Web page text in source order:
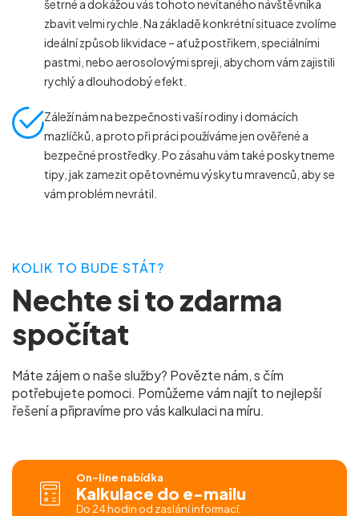
DEZINSEKCE VOS
šetrné a dokážou vás tohoto nevítaného návštěvníka
zbavit velmi rychle. Na základě konkrétní situace zvolíme
ideální způsob likvidace – ať už postřikem, speciálními
pastmi, nebo aerosolovými spreji, abychom vám zajistili
rychlý a dlouhodobý efekt.
Záleží nám na bezpečnosti vaší rodiny i domácích
mazlíčků, a proto při práci používáme jen ověřené a
bezpečné prostředky. Po zásahu vám také poskytneme
tipy, jak zamezit opětovnému výskytu mravenců, aby se
vám problém nevrátil.
KOLIK TO BUDE STÁT?
Nechte si to zdarma
spočítat
Máte zájem o naše služby? Povězte nám, s čím
potřebujete pomoci. Pomůžeme vám najít to nejlepší
řešení a připravíme pro vás kalkulaci na míru.
On-line nabídka
Kalkulace do e-mailu
Do 24 hodin od zaslání informací.